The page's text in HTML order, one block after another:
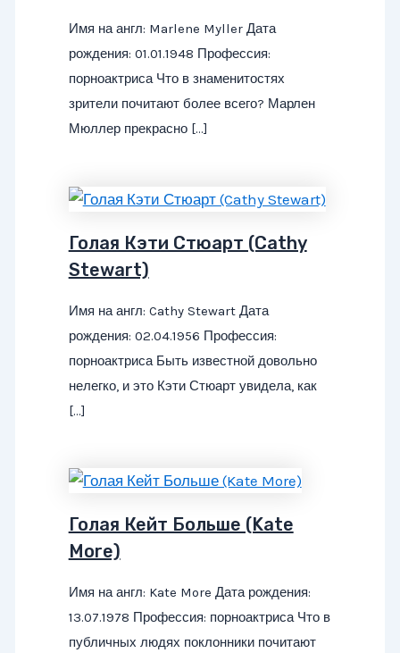
Имя на англ: Marlene Myller Дата
рождения: 01.01.1948 Профессия:
порноактриса Что в знаменитостях
зрители почитают более всего? Марлен
Мюллер прекрасно […]
Голая Кэти Стюарт (Cathy
Stewart)
Имя на англ: Cathy Stewart Дата
рождения: 02.04.1956 Профессия:
порноактриса Быть известной довольно
нелегко, и это Кэти Стюарт увидела, как
[…]
Голая Кейт Больше (Kate
More)
Имя на англ: Kate More Дата рождения:
13.07.1978 Профессия: порноактриса Что в
публичных людях поклонники почитают